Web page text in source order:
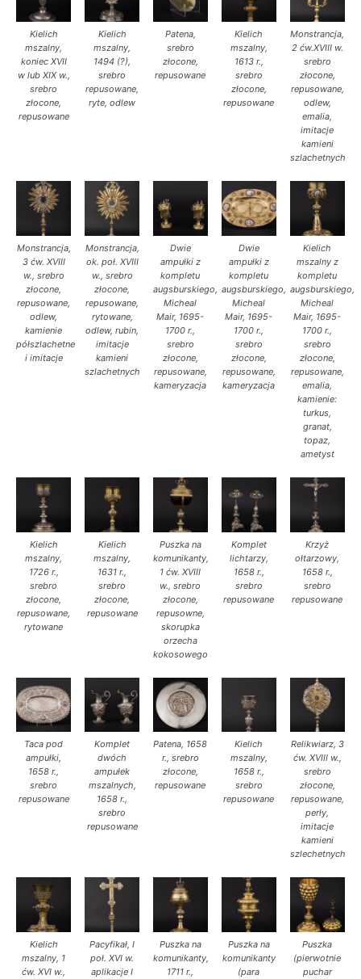
Kielich
mszalny,
koniec XVII
w lub XIX w.,
srebro
złocone,
repusowane
Kielich
mszalny,
1494 (?),
srebro
repusowane,
ryte, odlew
Patena,
srebro
złocone,
repusowane
Kielich
mszalny,
1613 r.,
srebro
złocone,
repusowane
Monstrancja,
2 ćw.XVIII w.
srebro
złocone,
repusowane,
odlew,
emalia,
imitacje
kamieni
szlachetnych
Monstrancja,
3 ćw. XVIII
w., srebro
złocone,
repusowane,
odlew,
kamienie
półszlachetne
i imitacje
Monstrancja,
ok. poł. XVIII
w., srebro
złocone,
repusowane,
rytowane,
odlew, rubin,
imitacje
kamieni
szlachetnych
Dwie
ampułki z
kompletu
augsburskiego,
Micheal
Mair, 1695-
1700 r.,
srebro
złocone,
repusowane,
kameryzacja
Dwie
ampułki z
kompletu
augsburskiego,
Micheal
Mair, 1695-
1700 r.,
srebro
złocone,
repusowane,
kameryzacja
Kielich
mszalny z
kompletu
augsburskiego,
Micheal
Mair, 1695-
1700 r.,
srebro
złocone,
repusowane,
emalia,
kamienie:
turkus,
granat,
topaz,
ametyst
Kielich
mszalny,
1726 r.,
srebro
złocone,
repusowane,
rytowane
Kielich
mszalny,
1631 r.,
srebro
złocone,
repusowane
Puszka na
komunikanty,
1 ćw. XVIII
w., srebro
złocone,
repusowne,
skorupka
orzecha
kokosowego
Komplet
lichtarzy,
1658 r.,
srebro
repusowane
Krzyż
ołtarzowy,
1658 r.,
srebro
repusowane
Taca pod
ampułki,
1658 r.,
srebro
repusowane
Komplet
dwóch
ampułek
mszalnych,
1658 r.,
srebro
repusowane
Patena, 1658
r., srebro
złocone,
repusowane
Kielich
mszalny,
1658 r.,
srebro
repusowane
Relikwiarz, 3
ćw. XVIII w.,
srebro
złocone,
repusowane,
perły,
imitacje
kamieni
szlechetnych
Kielich
mszalny, 1
ćw. XVI w.,
Pacyfikał, I
poł. XVI w.
aplikacje I
Puszka na
komunikanty,
1711 r.,
Puszka na
komunikanty
(para
Puszka
(pierwotnie
puchar